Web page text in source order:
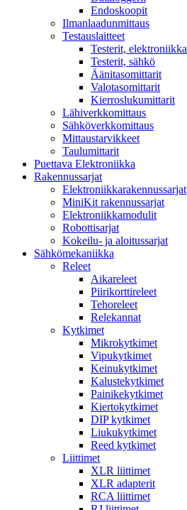
Endoskoopit
Ilmanlaadunmittaus
Testauslaitteet
Testerit, elektroniikka
Testerit, sähkö
Äänitasomittarit
Valotasomittarit
Kierroslukumittarit
Lähiverkkomittaus
Sähköverkkomittaus
Mittaustarvikkeet
Taulumittarit
Puettava Elektroniikka
Rakennussarjat
Elektroniikkarakennussarjat
MiniKit rakennussarjat
Elektroniikkamodulit
Robottisarjat
Kokeilu- ja aloitussarjat
Sähkömekaniikka
Releet
Aikareleet
Piirikorttireleet
Tehoreleet
Relekannat
Kytkimet
Mikrokytkimet
Vipukytkimet
Keinukytkimet
Kalustekytkimet
Painikekytkimet
Kiertokytkimet
DIP kytkimet
Liukukytkimet
Reed kytkimet
Liittimet
XLR liittimet
XLR adapterit
RCA liittimet